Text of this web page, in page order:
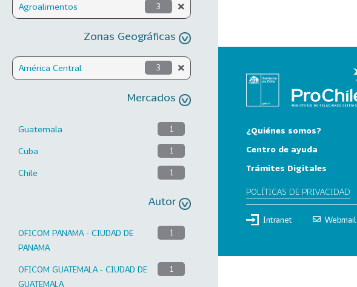
Agroalimentos 3
Zonas Geográficas
América Central 3
Mercados
Guatemala 1
Cuba 1
Chile 1
Autor
OFICOM PANAMA - CIUDAD DE
PANAMA
1
OFICOM GUATEMALA - CIUDAD DE
GUATEMALA
1
¿Quiénes somos?
Centro de ayuda
Trámites Digitales
POLÍTICAS DE PRIVACIDAD
Intranet Webmail